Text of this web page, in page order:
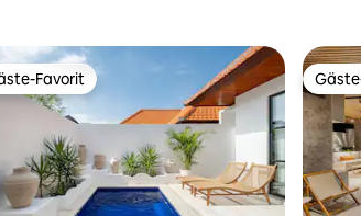
Favorit
Favorit